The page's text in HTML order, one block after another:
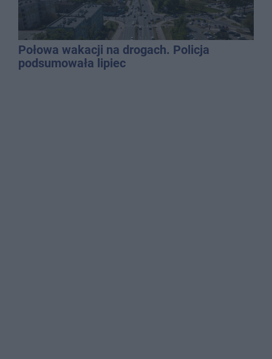
Połowa wakacji na drogach. Policja
podsumowała lipiec